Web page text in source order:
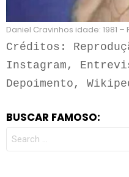
Daniel Cravinhos idade: 1981
Créditos:
Instagram,
Depoimento,
BUSCAR FAMOSO:
FOR: